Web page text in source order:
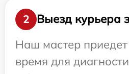
2
Выезд курьера
Наш мастер
время для